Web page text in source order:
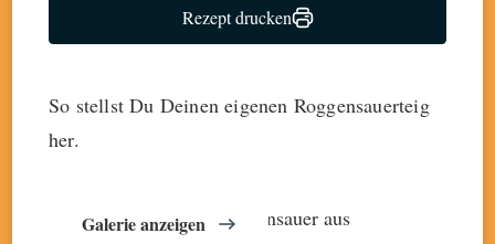
Rezept drucken
So stellst Du Deinen eigenen Roggensauerteig
her.
Galerie anzeigen